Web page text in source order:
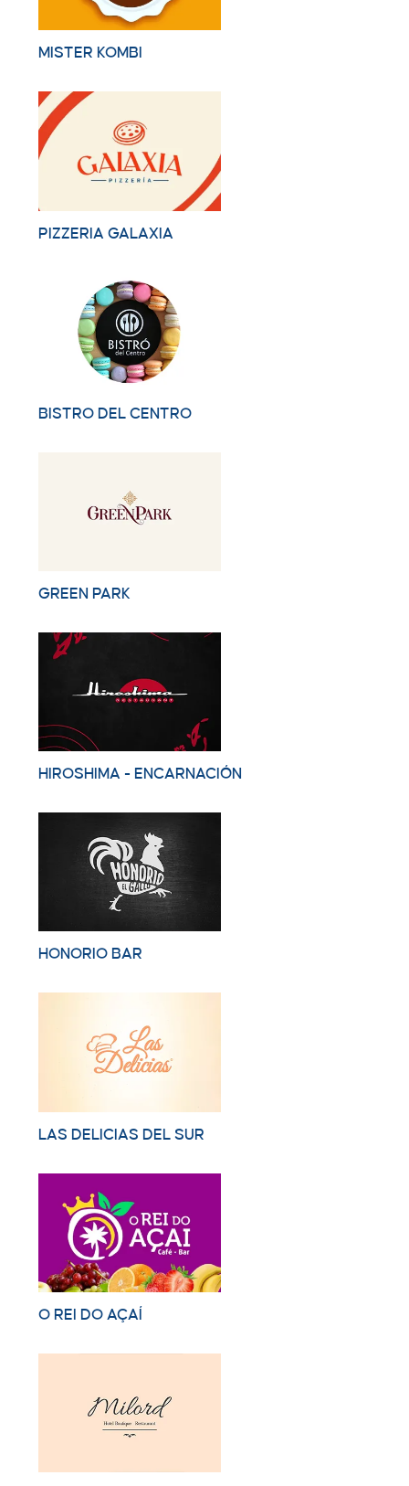
MISTER KOMBI
PIZZERIA GALAXIA
BISTRO DEL CENTRO
GREEN PARK
HIROSHIMA - ENCARNACIÓN
HONORIO BAR
LAS DELICIAS DEL SUR
O REI DO AÇAÍ